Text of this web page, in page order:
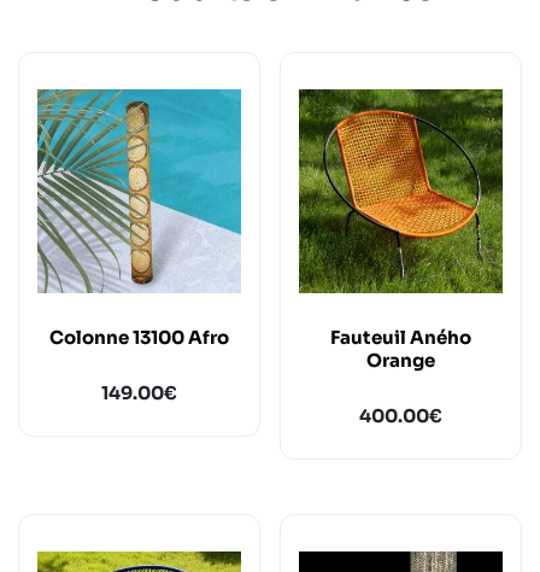
Colonne 13100 Afro
149.00€
Fauteuil Aného
Orange
400.00€